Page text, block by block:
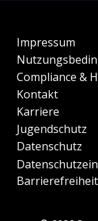
Impressum
Compliance &
Kontakt
Karriere
Jugendschutz
Datenschutz
Barrierefreiheit